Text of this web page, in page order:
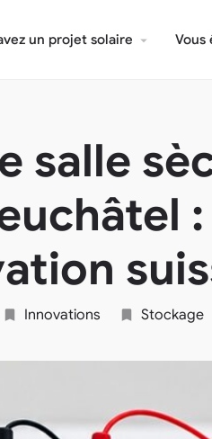
un projet solaire Vous
salle
:
Innovations Stockage